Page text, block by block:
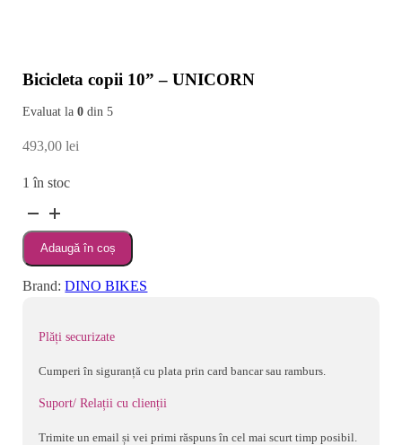
Bicicleta copii 10” – UNICORN
Evaluat la0 din 5
493,00lei
1 în stoc
Cantitate
Bicicleta
copii
10''
Adaugă în coș
Brand:DINO BIKES
Plăți securizate
Cumperi în siguranță cu plata prin card bancar sau ramburs.
Suport/ Relații cu clienții
Trimite un email și vei primi răspuns în cel mai scurt timp posibil.